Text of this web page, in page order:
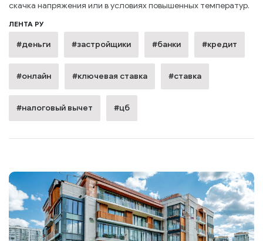
скачка напряжения или в условиях повышенных температур.
ЛЕНТА РУ
#деньги #застройщики #банки #кредит
#онлайн #ключевая ставка #ставка
#налоговый вычет #цб